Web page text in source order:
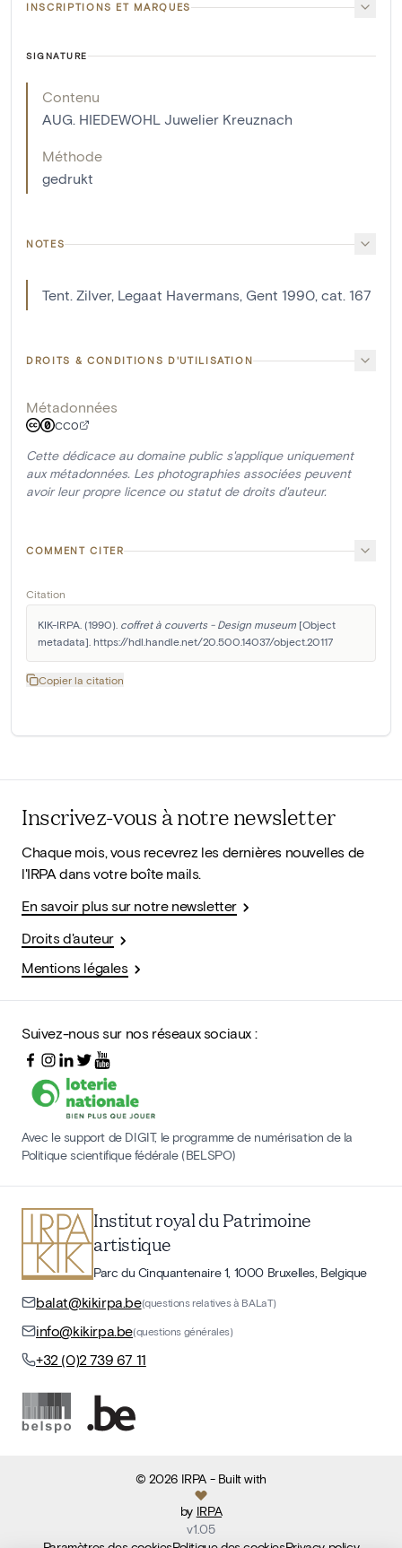
INSCRIPTIONS ET MARQUES
SIGNATURE
Contenu
AUG. HIEDEWOHL Juwelier Kreuznach
Méthode
gedrukt
NOTES
Tent. Zilver, Legaat Havermans, Gent 1990, cat. 167
DROITS & CONDITIONS D'UTILISATION
Métadonnées
CC0
Cette dédicace au domaine public s'applique uniquement
aux métadonnées. Les photographies associées peuvent
avoir leur propre licence ou statut de droits d'auteur.
COMMENT CITER
Citation
KIK-IRPA. (1990). coffret à couverts - Design museum [Object
metadata]. https://hdl.handle.net/20.500.14037/object.20117
Copier la citation
Inscrivez-vous à notre newsletter
Chaque mois, vous recevrez les dernières nouvelles de
l'IRPA dans votre boîte mails.
En savoir plus sur notre newsletter
Droits d'auteur
Mentions légales
Suivez-nous sur nos réseaux sociaux :
Avec le support de DIGIT, le programme de numérisation de la
Politique scientifique fédérale (BELSPO)
Institut royal du Patrimoine
artistique
Parc du Cinquantenaire 1, 1000 Bruxelles, Belgique
balat@kikirpa.be(questions relatives à BALaT)
info@kikirpa.be(questions générales)
+32 (0)2 739 67 11
©2026 IRPA- Built with
by IRPA
v1.05